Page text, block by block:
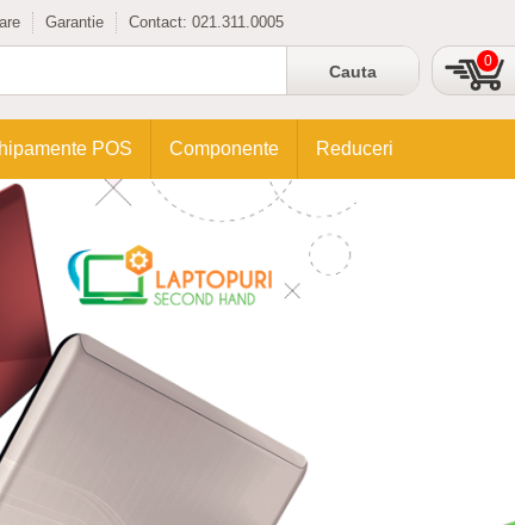
Garantie Contact: 021.311.0005
0
POS Componente Reduceri